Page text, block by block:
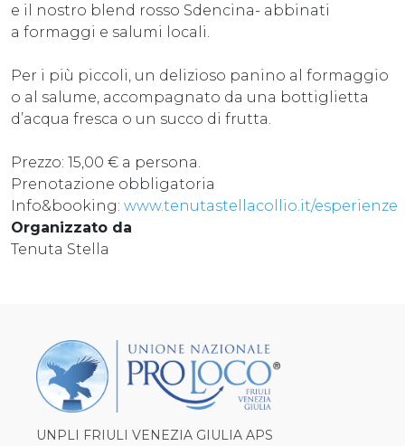
e il nostro blend rosso Sdencina- abbinati
a formaggi e salumi locali.
Per i più piccoli, un delizioso panino al formaggio
o al salume, accompagnato da una bottiglietta
d’acqua fresca o un succo di frutta.
Prezzo: 15,00 € a persona.
Prenotazione obbligatoria
Info&booking: www.tenutastellacollio.it/esperienze
Organizzato da
Tenuta Stella
UNPLI FRIULI VENEZIA GIULIA APS